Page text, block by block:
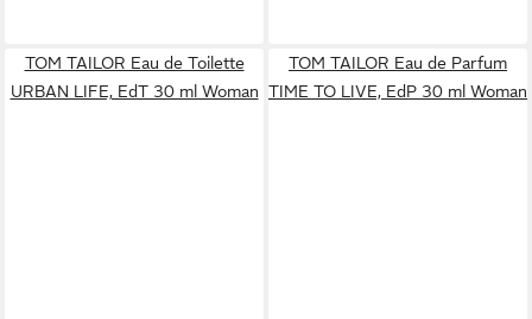
TOM TAILOR Eau de Toilette
URBAN LIFE, EdT 30 ml Woman
TOM TAILOR Eau de Parfum
TIME TO LIVE, EdP 30 ml Woman